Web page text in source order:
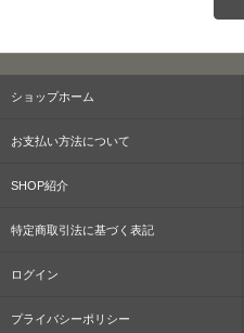
ショップホーム
お支払い方法について
SHOP紹介
特定商取引法に基づく表記
ログイン
プライバシーポリシー